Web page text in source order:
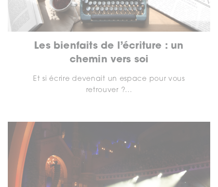
Les bienfaits de l’écriture : un
chemin vers soi
Et si écrire devenait un espace pour vous
retrouver ?...